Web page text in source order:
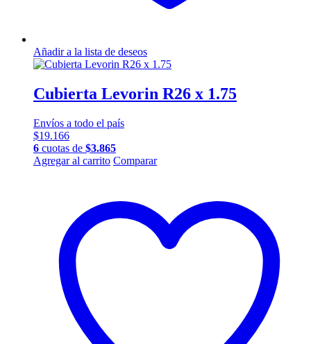
Añadir a la lista de deseos
Cubierta Levorin R26 x 1.75
Envíos a todo el país
$19.166
6 cuotas de $3.865
Agregar al carrito Comparar